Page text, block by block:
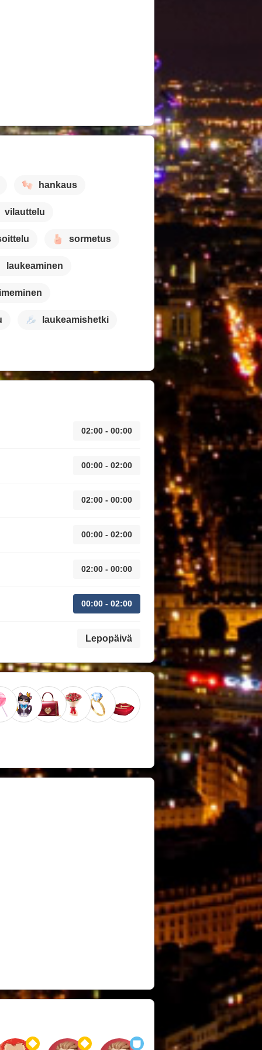
hankaus
vilauttelu
sormetus
laukeaminen
laukeamishetki
02:00 - 00:00
00:00 - 02:00
02:00 - 00:00
00:00 - 02:00
02:00 - 00:00
00:00 - 02:00
Lepopäivä